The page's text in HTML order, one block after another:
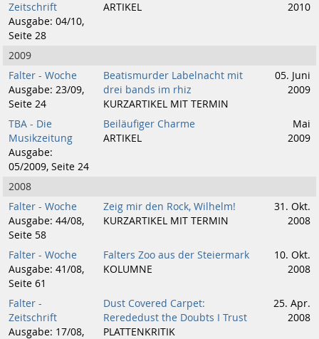
Zeitschrift
Ausgabe: 04/10,
Seite 28
ARTIKEL
2010
2009
Falter - Woche
Ausgabe: 23/09,
Seite 24
Beatismurder Labelnacht mit
drei bands im rhiz
KURZARTIKEL MIT TERMIN
05. Juni
2009
TBA - Die
Musikzeitung
Ausgabe:
05/2009, Seite 24
Beiläufiger Charme
ARTIKEL
Mai
2009
2008
Falter - Woche
Ausgabe: 44/08,
Seite 58
Zeig mir den Rock, Wilhelm!
KURZARTIKEL MIT TERMIN
31. Okt.
2008
Falter - Woche
Ausgabe: 41/08,
Seite 61
Falters Zoo aus der Steiermark
KOLUMNE
10. Okt.
2008
Falter -
Zeitschrift
Ausgabe: 17/08,
Dust Covered Carpet:
Rerededust the Doubts I Trust
PLATTENKRITIK
25. Apr.
2008